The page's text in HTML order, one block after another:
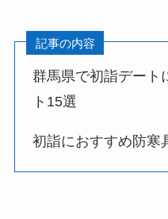
記事の内容
群馬県で初詣デート
ト15選
初詣におすすめ防寒